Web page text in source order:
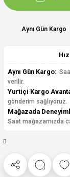
Aynı Gün Kargo
Aynı Gün Kargo:
verilir.
Yurtiçi Kargo
gönderim sağlıyoruz.
Mağazada
Saat mağazamızda